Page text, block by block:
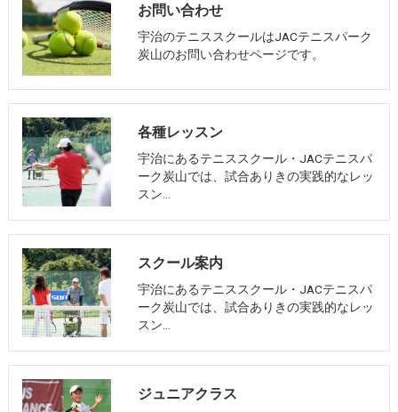
お問い合わせ
宇治のテニススクールはJACテニスパーク
炭山のお問い合わせページです。
各種レッスン
宇治にあるテニススクール・JACテニスパ
ーク炭山では、試合ありきの実践的なレッ
スン…
スクール案内
宇治にあるテニススクール・JACテニスパ
ーク炭山では、試合ありきの実践的なレッ
スン…
ジュニアクラス